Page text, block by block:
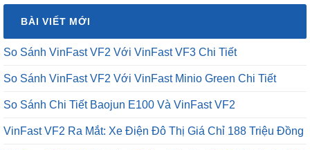
₫16,500,000.là:
BÀI VIẾT MỚI
So Sánh VinFast VF2 Với VinFast VF3 Chi Tiết
So Sánh VinFast VF2 Với VinFast Minio Green Chi Tiết
So Sánh Chi Tiết Baojun E100 Và VinFast VF2
VinFast VF2 Ra Mắt: Xe Điện Đô Thị Giá Chỉ 188 Triệu Đồng